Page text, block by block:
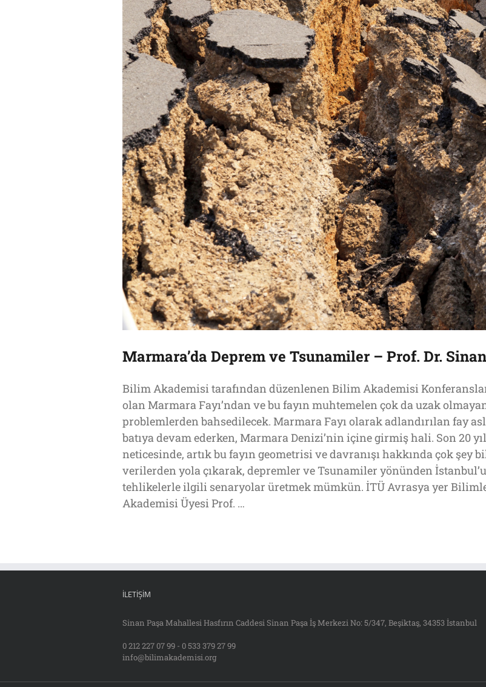
Marmara’da Deprem ve Tsunamiler – Prof. Dr.
Bilim Akademisi tarafından düzenlenen Bilim Akademisi
olan Marmara Fayı’ndan ve bu fayın muhtemelen çok da uzak
problemlerden bahsedilecek. Marmara Fayı olarak adlandırılan fay
batıya devam ederken, Marmara Denizi’nin içine girmiş hali. Son 20
neticesinde, artık bu fayın geometrisi ve davranışı hakkında çok şey
verilerden yola çıkarak, depremler ve Tsunamiler yönünden
tehlikelerle ilgili senaryolar üretmek mümkün. İTÜ Avrasya yer
Akademisi Üyesi Prof. …
İLETIŞIM
Sinan Paşa Mahallesi Hasfırın Caddesi Sinan Paşa İş Merkezi No: 5/347, Beşiktaş, 34353 İstanbul
0 212 227 07 99 - 0 533 379 27 99
info@bilimakademisi.org